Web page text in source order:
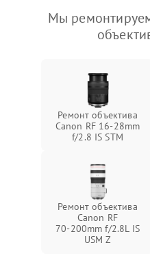
Мы
Ремонт объектива
Canon RF 16‑28mm
f/2.8 IS STM
Ремонт объектива
Canon RF
70‑200mm f/2.8L IS
USM Z